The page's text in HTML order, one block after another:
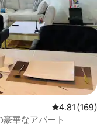
レビュー169
4.81 (169)
華なアパート